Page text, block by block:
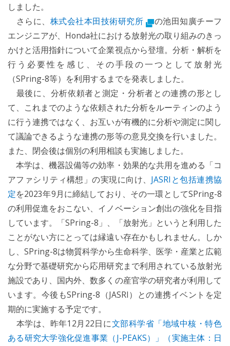
しました。
さらに、 株式会社本田技術研究所
の池田知廣チーフ
エンジニアが、Honda社における放射光の取り組みのきっ
かけと活用指針について企業視点から登壇。分析・解析を
行う必要性を感じ、その手段の一つとして放射光
（SPring-8等）を利用するまでを発表しました。
最後に、分析依頼者と測定・分析者との連携の形とし
て、これまでのような依頼された分析をルーティンのよう
に行う連携ではなく、お互いが有機的に分析や測定に関し
て議論できるような連携の形等の意見交換を行いました。
また、閉会後は個別の利用相談も実施しました。
本学は、機器設備等の効率・効果的な共用を進める「コ
アファシリティ構想」の実現に向け、 JASRIと包括連携協
定を2023年9月に締結しており、その一環としてSPring-8
の利用促進をおこない、イノベーション創出の強化を目指
しています。「SPring-8」、「放射光」というと利用した
ことがない方にとっては縁遠い存在かもしれません。しか
し、SPring-8は物質科学から生命科学、医学・産業と広範
な分野で基礎研究から応用研究まで利用されている放射光
施設であり、国内外、数多くの産官学の研究者が利用して
います。今後もSPring-8（JASRI）との連携イベントを定
期的に実施する予定です。
本学は、昨年12月22日に文部科学省「地域中核・特色
ある研究大学強化促進事業（J-PEAKS）」（実施主体：日